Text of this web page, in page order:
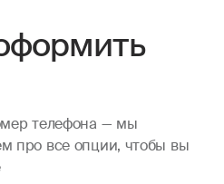
телефона — мы
про все опции, чтобы вы